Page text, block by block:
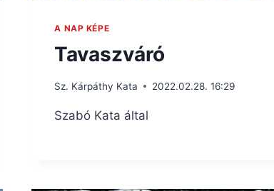
A NAP KÉPE
Tavaszváró
Sz. Kárpáthy Kata 2022.02.28. 16:29
Szabó Kata által